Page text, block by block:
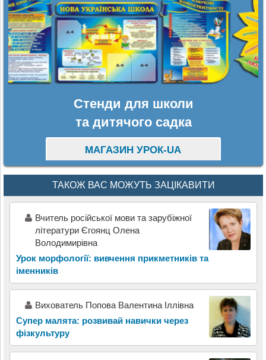
Стенди для школи
та дитячого садка
МАГАЗИН УРОК-UA
ТАКОЖ ВАС МОЖУТЬ ЗАЦІКАВИТИ
Вчитель російської мови та зарубіжної
літератури Єгоянц Олена
Володимирівна
Урок морфології: вивчення прикметників та
іменників
Вихователь Попова Валентина Іллівна
Супер малята: розвивай навички через
фізкультуру